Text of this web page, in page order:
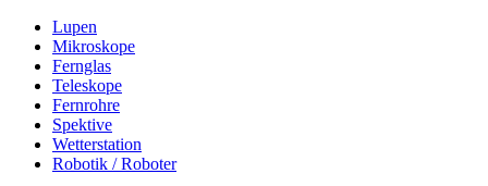
Lupen
Mikroskope
Fernglas
Teleskope
Fernrohre
Spektive
Wetterstation
Robotik / Roboter